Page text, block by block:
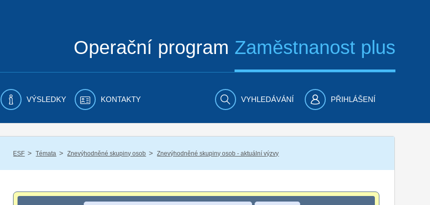
Operační program Zaměstnanost plus
VÝSLEDKY KONTAKTY VYHLEDÁVÁNÍ PŘIHLÁŠENÍ
ESF / Témata / Znevýhodněné skupiny osob / Znevýhodněné skupiny osob - aktuální výzvy